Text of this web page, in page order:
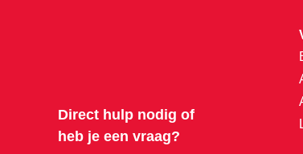
Direct hulp nodig of
heb je een vraag?